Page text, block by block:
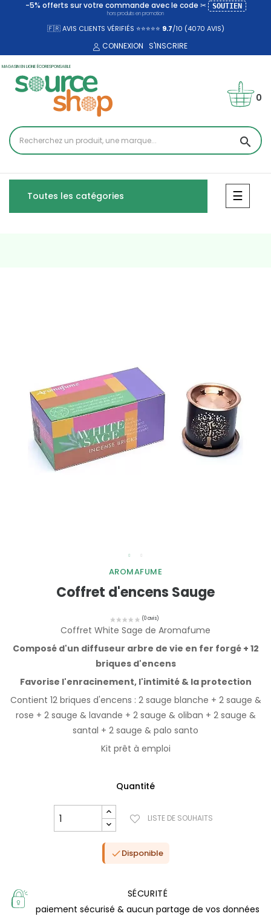
-5% offerts sur votre commande avec le code ✂ SOUTIEN
hors produits en promotion
🇫🇷 AVIS CLIENTS VÉRIFIÉS ⭐⭐⭐⭐⭐ 9.7/10 (4070 AVIS)
CONNEXION S'INSCRIRE
MAGASIN EN LIGNE ÉCORESPONSABLE
search
0
Toutes les catégories ☰
AROMAFUME
Coffret d'encens Sauge
Coffret White Sage de Aromafume
Composé d'un diffuseur arbre de vie en fer forgé + 12
briques d'encens
Favorise l'enracinement, l'intimité & la protection
Contient 12 briques d'encens : 2 sauge blanche + 2 sauge &
rose + 2 sauge & lavande + 2 sauge & oliban + 2 sauge &
santal + 2 sauge & palo santo
Kit prêt à emploi
Quantité
LISTE DE SOUHAITS
Disponible
SÉCURITÉ
paiement sécurisé & aucun partage de vos données